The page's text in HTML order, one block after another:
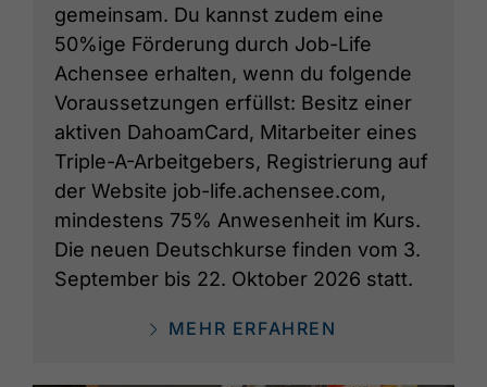
gemeinsam. Du kannst zudem eine
50%ige Förderung durch Job-Life
Achensee erhalten, wenn du folgende
Voraussetzungen erfüllst: Besitz einer
aktiven DahoamCard, Mitarbeiter eines
Triple-A-Arbeitgebers, Registrierung auf
der Website job-life.achensee.com,
mindestens 75% Anwesenheit im Kurs.
Die neuen Deutschkurse finden vom 3.
September bis 22. Oktober 2026 statt.
MEHR ERFAHREN